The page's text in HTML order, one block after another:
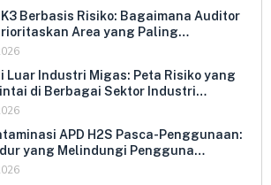
Berbasis Risiko: Bagaimana Auditor
Area yang Paling
Kepatuhan Perusahaan
Luar Industri Migas: Peta Risiko yang
di Berbagai Sektor Industri
APD H2S Pasca-Penggunaan:
yang Melindungi Pengguna
dan Memperpanjang Umur